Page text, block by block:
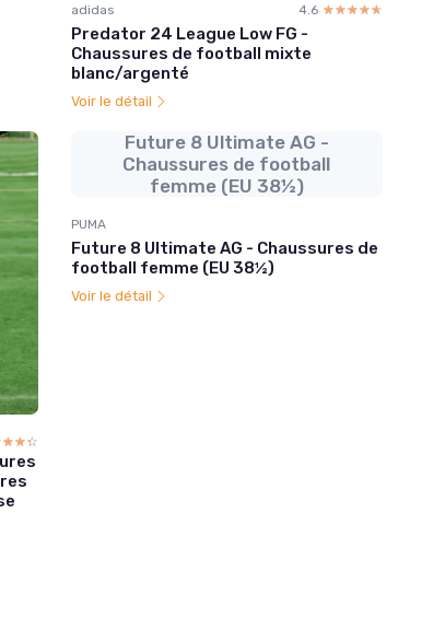
adidas 4.6 ☆☆☆☆☆
★★★★★
Predator 24 League Low FG -
Chaussures de football mixte
blanc/argenté
Voir le détail
Future 8 Ultimate AG -
Chaussures de football
femme (EU 38½)
PUMA
Future 8 Ultimate AG - Chaussures de
football femme (EU 38½)
Voir le détail